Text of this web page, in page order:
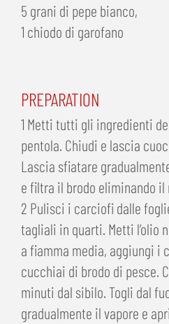
5 grani di pepe bianco,
1 chiodo di garofano
PREPARATION
1 Metti tutti gli ingredienti
pentola. Chiudi e lascia
Lascia sfiatare
e filtra il brodo eliminando il
2 Pulisci i carciofi dalle
tagliali in quarti. Metti l’olio
a fiamma media, aggiungi i
cucchiai di brodo di pesce.
minuti dal sibilo. Togli dal
gradualmente il vapore e